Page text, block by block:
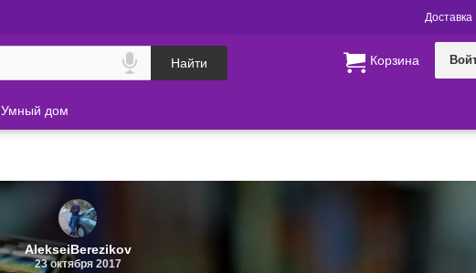
Доставка
Найти Корзина
Умный дом
AlekseiBerezikov
23 октября 2017